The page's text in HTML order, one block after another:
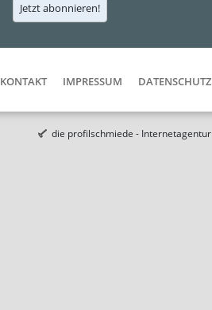
Jetzt abonnieren!
KONTAKT IMPRESSUM DATENSCHUTZ
die profilschmiede - Internetagentur